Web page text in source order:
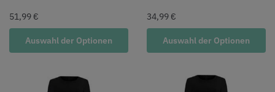
51,99 €
Auswahl der Optionen
34,99 €
Auswahl der Optionen